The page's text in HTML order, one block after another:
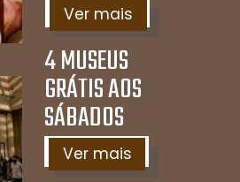
4 MUSEUS
GRÁTIS AOS
SÁBADOS
Ver mais
Ver mais